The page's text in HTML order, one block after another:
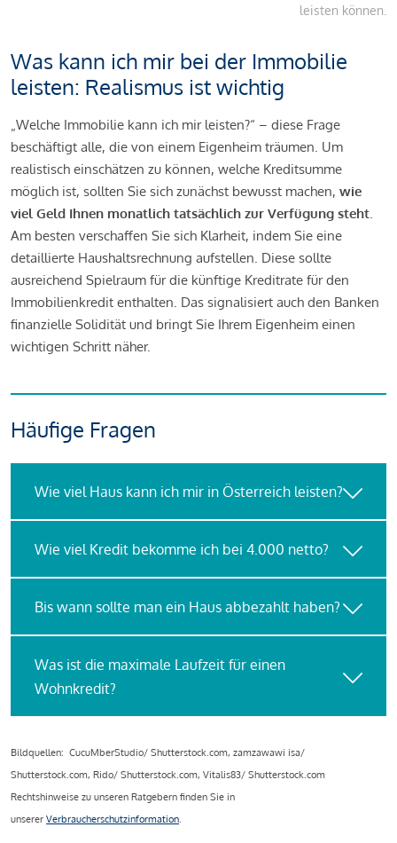
leisten können.
Was kann ich mir bei der Immobilie
leisten: Realismus ist wichtig
„Welche Immobilie kann ich mir leisten?“ – diese Frage
beschäftigt alle, die von einem Eigenheim träumen. Um
realistisch einschätzen zu können, welche Kreditsumme
möglich ist, sollten Sie sich zunächst bewusst machen, wie
viel Geld Ihnen monatlich tatsächlich zur Verfügung steht.
Am besten verschaffen Sie sich Klarheit, indem Sie eine
detaillierte Haushaltsrechnung aufstellen. Diese sollte
ausreichend Spielraum für die künftige Kreditrate für den
Immobilienkredit enthalten. Das signalisiert auch den Banken
finanzielle Solidität und bringt Sie Ihrem Eigenheim einen
wichtigen Schritt näher.
Häufige Fragen
Wie viel Haus kann ich mir in Österreich leisten?
Wie viel Kredit bekomme ich bei 4.000 netto?
Bis wann sollte man ein Haus abbezahlt haben?
Was ist die maximale Laufzeit für einen
Wohnkredit?
Bildquellen: CucuMberStudio/ Shutterstock.com, zamzawawi isa/
Shutterstock.com, Rido/ Shutterstock.com, Vitalis83/ Shutterstock.com
Rechtshinweise zu unseren Ratgebern finden Sie in
unserer Verbraucherschutzinformation.